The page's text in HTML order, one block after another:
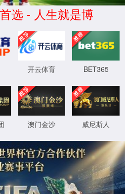
走进国际足联世界杯
当前位置： 品牌文化